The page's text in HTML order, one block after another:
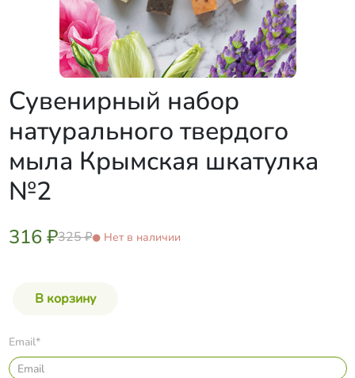
Сувенирный набор
натурального твердого
мыла Крымская шкатулка
№2
316 ₽325 ₽ Нет в наличии
Email*